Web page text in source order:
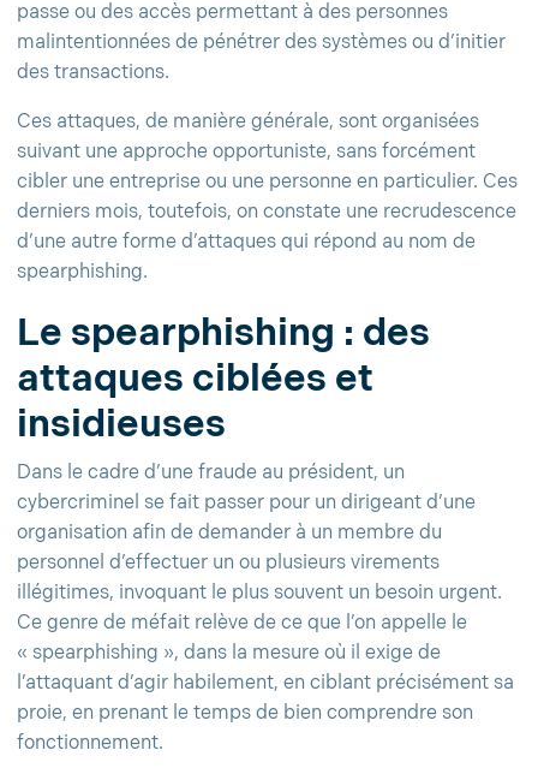
passe ou des accès permettant à des personnes
malintentionnées de pénétrer des systèmes ou d’initier
des transactions.
Ces attaques, de manière générale, sont organisées
suivant une approche opportuniste, sans forcément
cibler une entreprise ou une personne en particulier. Ces
derniers mois, toutefois, on constate une recrudescence
d’une autre forme d’attaques qui répond au nom de
spearphishing.
Le spearphishing : des
attaques ciblées et
insidieuses
Dans le cadre d’une fraude au président, un
cybercriminel se fait passer pour un dirigeant d’une
organisation afin de demander à un membre du
personnel d’effectuer un ou plusieurs virements
illégitimes, invoquant le plus souvent un besoin urgent.
Ce genre de méfait relève de ce que l’on appelle le
« spearphishing », dans la mesure où il exige de
l’attaquant d’agir habilement, en ciblant précisément sa
proie, en prenant le temps de bien comprendre son
fonctionnement.